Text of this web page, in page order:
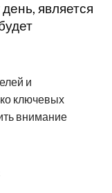
является
и
ключевых
внимание